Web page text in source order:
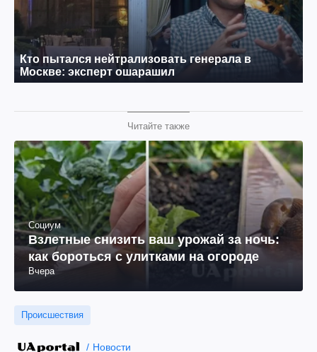
Читайте также
Социум
Взлетные снизить ваш урожай за ночь:
как бороться с улитками на огороде
Вчера
Происшествия
Новости